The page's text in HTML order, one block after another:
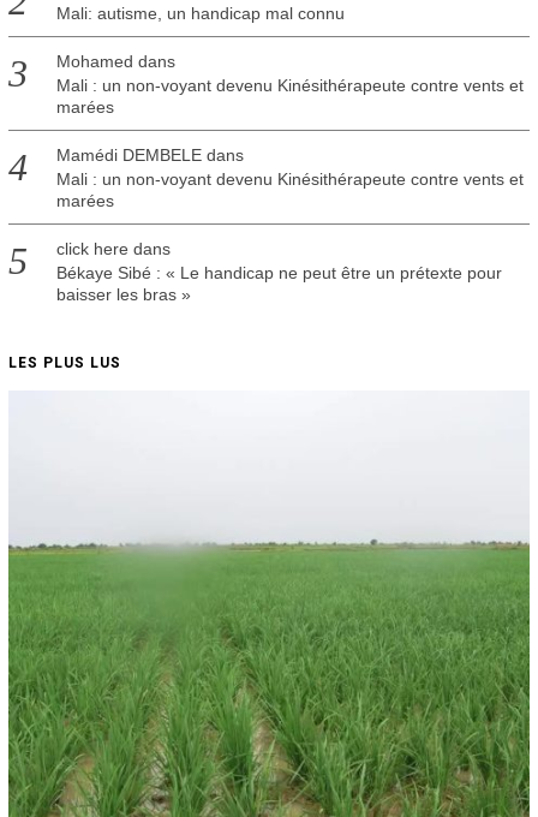
Mali: autisme, un handicap mal connu
Mohamed dans
Mali : un non-voyant devenu Kinésithérapeute contre vents et
marées
Mamédi DEMBELEdans
Mali : un non-voyant devenu Kinésithérapeute contre vents et
marées
click here dans
Békaye Sibé : « Le handicap ne peut être un prétexte pour
baisser les bras »
LES PLUS LUS